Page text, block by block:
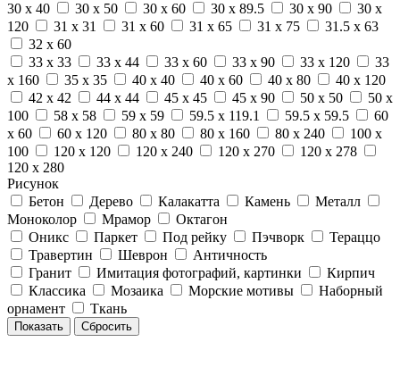
30 x 40
30 x 50 30 x 60 30 x 89.5 30 x 90
30 x
120
31 x 31 31 x 60 31 x 65 31 x 75
31.5 x 63
32 x 60
33 x 33
33 x 44 33 x 60 33 x 90 33 x 120
33
x 160
35 x 35 40 x 40 40 x 60 40 x 80
40 x 120
42 x 42
44 x 44 45 x 45 45 x 90 50 x 50
50 x
100
58 x 58 59 x 59 59.5 x 119.1 59.5 x 59.5
60
x 60
60 x 120 80 x 80 80 x 160 80 x 240
100 x
100
120 x 120 120 x 240 120 x 270
120 x 278
120 x 280
Рисунок
Бетон
Дерево Калакатта Камень
Металл
Моноколор
Мрамор
Октагон
Оникс
Паркет Под рейку Пэчворк
Тераццо
Травертин
Шеврон
Античность
Гранит
Имитация фотографий, картинки
Кирпич
Классика
Мозаика Морские мотивы
Наборный
орнамент
Ткань